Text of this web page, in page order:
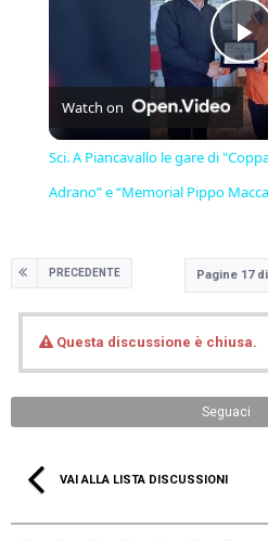
Watch on
Sci. A Piancavallo le gare di
Adrano” e “Memorial Pippo
PRECEDENTE Pagine 17
Questa discussione è chiusa.
Seguaci
VAI ALLA LISTA DISCUSSIONI